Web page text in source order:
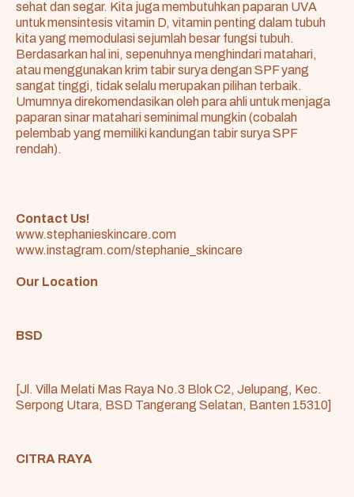
sehat dan segar. Kita juga membutuhkan paparan UVA
untuk mensintesis vitamin D, vitamin penting dalam tubuh
kita yang memodulasi sejumlah besar fungsi tubuh.
Berdasarkan hal ini, sepenuhnya menghindari matahari,
atau menggunakan krim tabir surya dengan SPF yang
sangat tinggi, tidak selalu merupakan pilihan terbaik.
Umumnya direkomendasikan oleh para ahli untuk menjaga
paparan sinar matahari seminimal mungkin (cobalah
pelembab yang memiliki kandungan tabir surya SPF
rendah).
Contact Us!
www.stephanieskincare.com
www.instagram.com/stephanie_skincare
Our Location
BSD
[Jl. Villa Melati Mas Raya No.3 Blok C2, Jelupang, Kec.
Serpong Utara, BSD Tangerang Selatan, Banten 15310]
CITRA RAYA